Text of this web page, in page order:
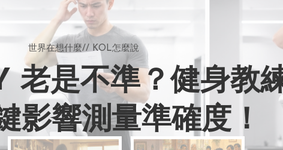
世界在想什麼// KOL怎麼說
老是不準？健身教
影響測量準確度！